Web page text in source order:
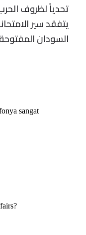
تحدياً لظروف
يتفقد سير
السودان المفتوحة